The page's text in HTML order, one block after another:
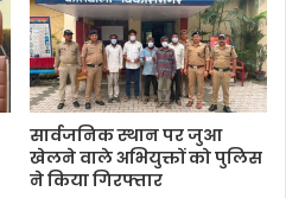
सार्वजनिक स्थान पर जुआ
खेलने वाले अभियुक्तों को पुलिस
ने किया गिरफ्तार